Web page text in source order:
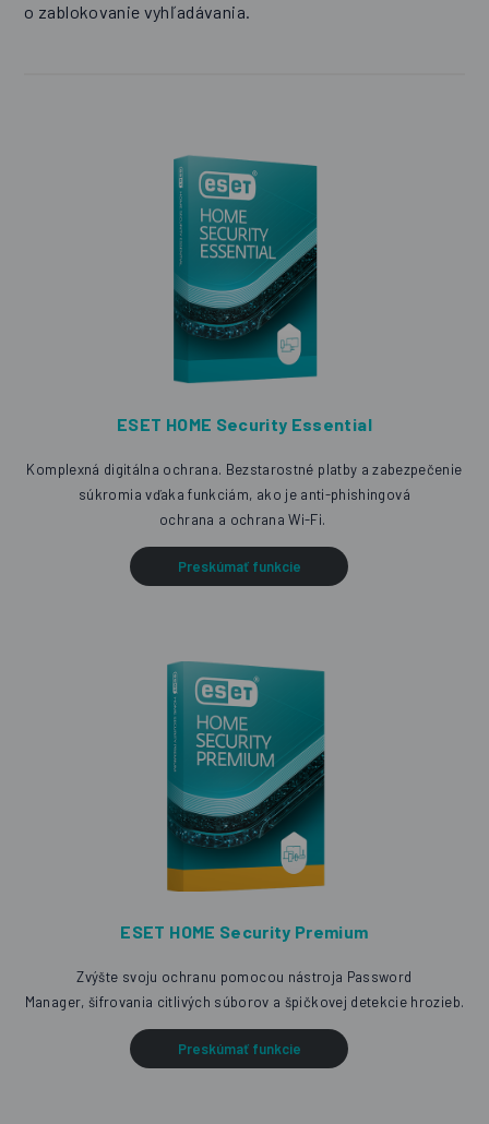
o zablokovanie vyhľadávania.
ESET HOME Security Essential
Komplexná digitálna ochrana. Bezstarostné platby a zabezpečenie
súkromia vďaka funkciám, ako je anti-phishingová
ochrana a ochrana Wi-Fi.
Preskúmať funkcie
ESET HOME Security Premium
Zvýšte svoju ochranu pomocou nástroja Password
Manager, šifrovania citlivých súborov a špičkovej detekcie hrozieb.
Preskúmať funkcie